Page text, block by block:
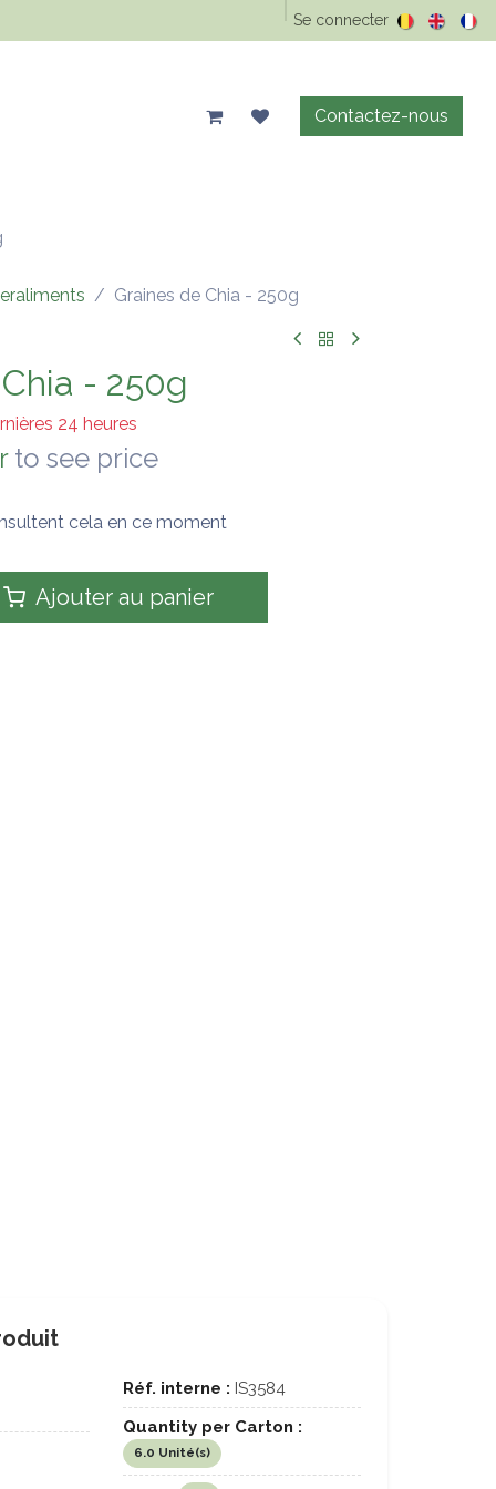
Maison & entretien Précos d'été
Se connecter
Contactez-nous
Graines de Chia - 250g
- 250g
24 heures
to see price
cela en ce moment
Ajouter au panier
Réf. interne : IS3584
Quantity per Carton :
6.0 Unité(s)